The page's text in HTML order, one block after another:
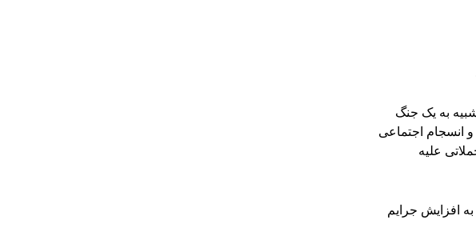
به یک جنگ
انسجام اجتماعی
علیه
افزایش جرایم